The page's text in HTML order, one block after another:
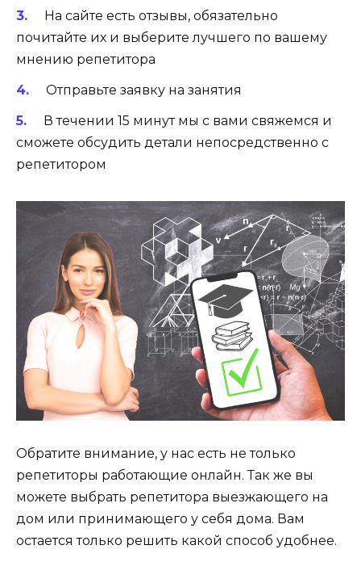
На сайте есть отзывы, обязательно
почитайте их и выберите лучшего по вашему
мнению репетитора
Отправьте заявку на занятия
В течении 15 минут мы с вами свяжемся и
сможете обсудить детали непосредственно с
репетитором
Обратите внимание, у нас есть не только
репетиторы работающие онлайн. Так же вы
можете выбрать репетитора выезжающего на
дом или принимающего у себя дома. Вам
остается только решить какой способ удобнее.